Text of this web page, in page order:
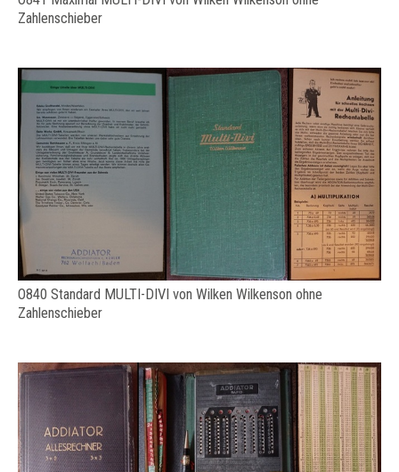
Zahlenschieber
O840 Standard MULTI-DIVI von Wilken Wilkenson ohne
Zahlenschieber